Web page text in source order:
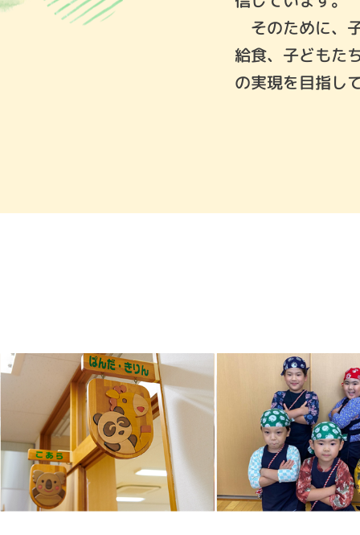
そのために、
給食、子どもた
の実現を目指し